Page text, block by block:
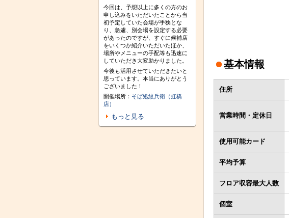
今回は、予想以上に多くの方のお
申し込みをいただいたことから当
初予定していた会場が手狭とな
り、急遽、別会場を設定する必要
があったのですが、すぐに候補店
をいくつか紹介いただいたほか、
場所やメニューの手配等も迅速に
していただき大変助かりました。
今後も活用させていただきたいと
思っています。本当にありがとう
ございました！
開催場所： そば処紋兵衛（虹橋
店）
もっと見る
基本情報
住所
営業時間・定休日
使用可能カード
平均予算
フロア収容最大人数
個室